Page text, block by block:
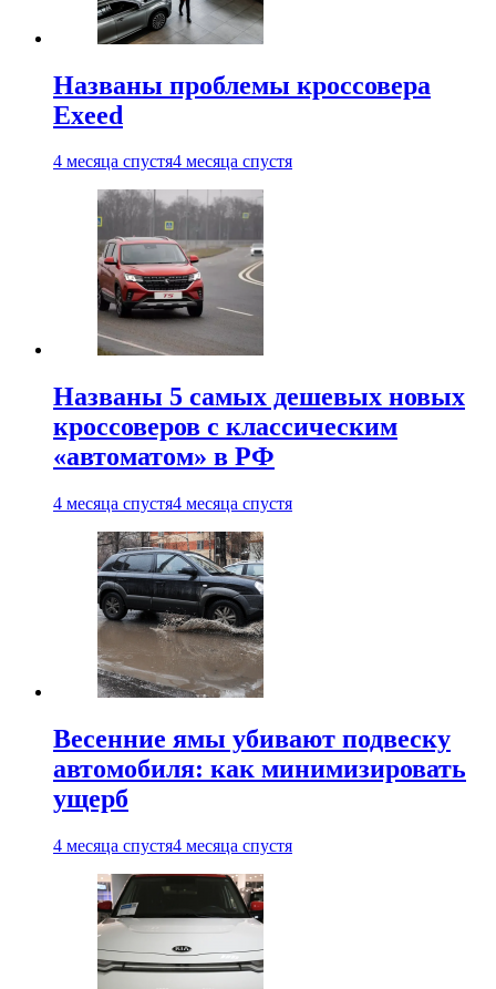
Названы проблемы кроссовера
Exeed
4 месяца спустя4 месяца спустя
Названы 5 самых дешевых новых
кроссоверов с классическим
«автоматом» в РФ
4 месяца спустя4 месяца спустя
Весенние ямы убивают подвеску
автомобиля: как минимизировать
ущерб
4 месяца спустя4 месяца спустя